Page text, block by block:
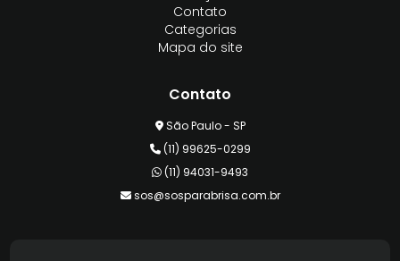
Contato
Categorias
Mapa do site
Contato
São Paulo - SP
(11) 99625-0299
(11) 94031-9493
sos@sosparabrisa.com.br